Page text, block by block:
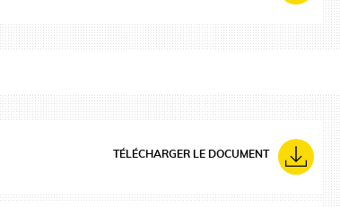
TÉLÉCHARGER LE DOCUMENT